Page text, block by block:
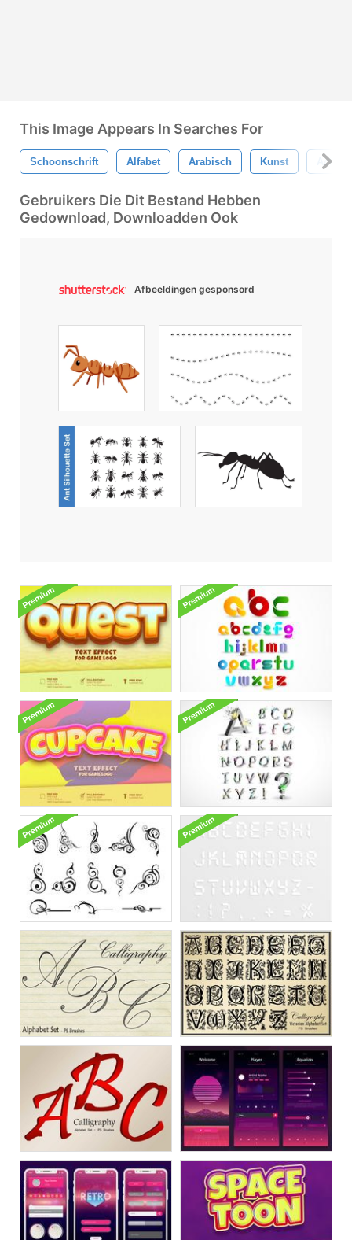
This Image Appears In Searches For
Schoonschrift Alfabet Arabisch Kunst
Gebruikers Die Dit Bestand Hebben
Gedownload, Downloadden Ook
Afbeeldingen gesponsord